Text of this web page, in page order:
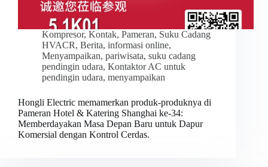
Kompresor, Kontak, Pameran, Suku Cadang
HVACR, Berita, informasi online,
Menyampaikan, pariwisata, suku cadang
pendingin udara, Kontaktor AC untuk
pendingin udara, menyampaikan
Hongli Electric memamerkan produk-produknya di
Pameran Hotel & Katering Shanghai ke-34:
Memberdayakan Masa Depan Baru untuk Dapur
Komersial dengan Kontrol Cerdas.